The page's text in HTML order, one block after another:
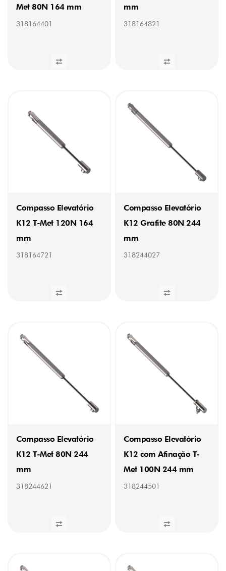
Met 80N 164 mm
318164401
mm
318164821
Compasso Elevatório
K12 T-Met 120N 164
mm
318164721
Compasso Elevatório
K12 Grafite 80N 244
mm
318244027
Compasso Elevatório
K12 T-Met 80N 244
mm
318244621
Compasso Elevatório
K12 com Afinação T-
Met 100N 244 mm
318244501